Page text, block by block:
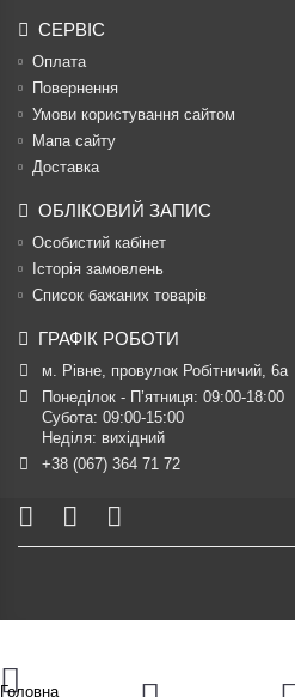
СЕРВІС
Оплата
Повернення
Умови користування сайтом
Мапа сайту
Доставка
ОБЛІКОВИЙ ЗАПИС
Особистий кабінет
Історія замовлень
Список бажаних товарів
ГРАФІК РОБОТИ
м. Рівне, провулок Робітничий, 6а
Понеділок - П’ятниця: 09:00-18:00
Субота: 09:00-15:00
Неділя: вихідний
+38 (067) 364 71 72
Головна